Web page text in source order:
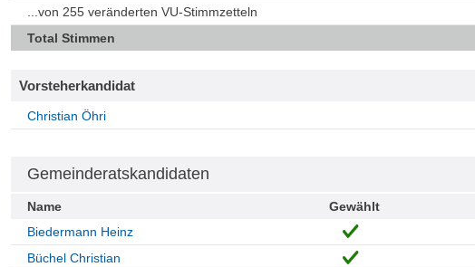
...von 255 veränderten VU-Stimmzetteln
Total Stimmen
Vorsteherkandidat
Christian Öhri
Gemeinderatskandidaten
Name Gewählt
Biedermann Heinz
Büchel Christian